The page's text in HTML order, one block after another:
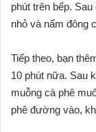
phút trên bếp.
nhỏ và nấm đông
Tiếp theo, bạn
10 phút nữa. Sau
muỗng cà phê
phê đường vào,